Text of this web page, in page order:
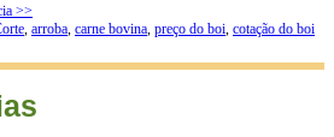
>>
, arroba, carne bovina, preço do boi, cotação do boi